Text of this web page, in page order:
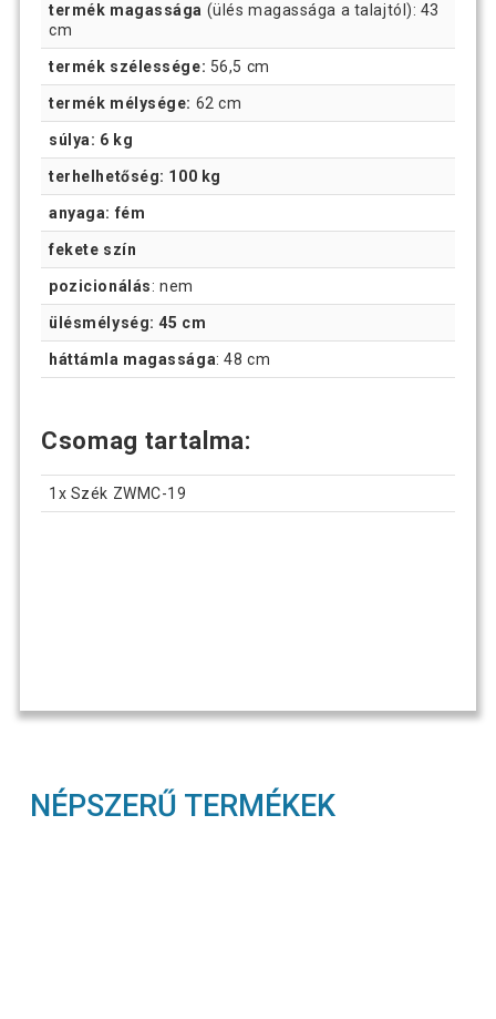
termék magassága (ülés magassága a talajtól): 43
cm
termék szélessége: 56,5 cm
termék mélysége: 62 cm
súlya: 6 kg
terhelhetőség: 100 kg
anyaga: fém
fekete szín
pozicionálás: nem
ülésmélység: 45 cm
háttámla magassága: 48 cm
Csomag tartalma:
1x Szék ZWMC-19
NÉPSZERŰ TERMÉKEK